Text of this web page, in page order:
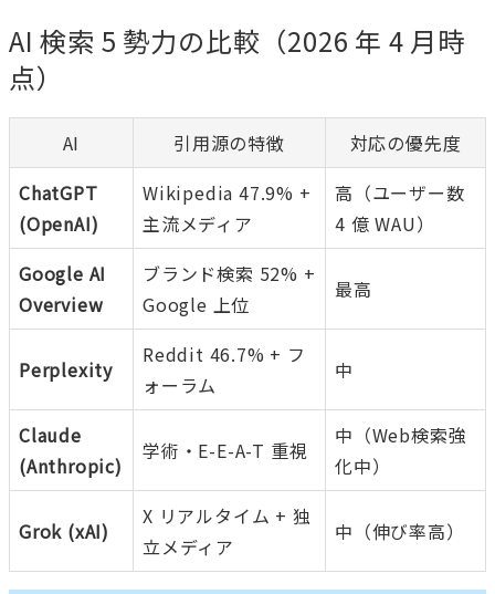
AI 検索 5 勢力の比較（2026 年 4 月時
点）
AI 引用源の特徴
対応の優先度
ChatGPT
(OpenAI)
Wikipedia 47.9% +
主流メディア
高（ユーザー数
4 億 WAU）
Google AI
Overview
ブランド検索 52% +
Google 上位
最高
Perplexity
Reddit 46.7% + フ
ォーラム
中
Claude
(Anthropic)
学術・E-E-A-T 重視
中（Web検索強
化中）
Grok (xAI)
X リアルタイム + 独
立メディア
中（伸び率高）